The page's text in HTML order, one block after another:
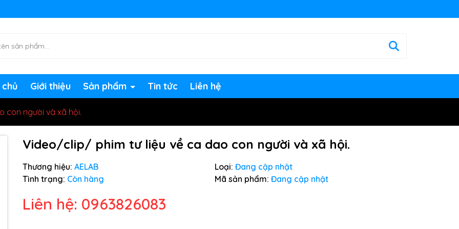
chờ đợi bạn
Giới thiệu Sản phẩm Tin tức Liên hệ
con người và xã hội.
Video/clip/ phim tư liệu về ca dao con người và xã hội.
Thương hiệu: AELAB Loại: Đang cập nhật
Tình trạng: Còn hàng Mã sản phẩm: Đang cập nhật
Liên hệ: 0963826083